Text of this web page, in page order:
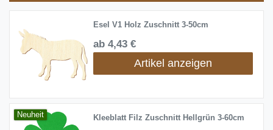
Esel V1 Holz Zuschnitt 3-50cm
ab 4,43 €
Artikel anzeigen
Neuheit Kleeblatt Filz Zuschnitt Hellgrün 3-60cm